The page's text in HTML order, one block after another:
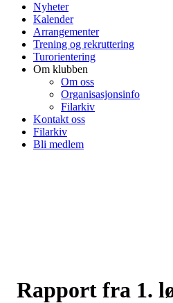
Nyheter
Kalender
Arrangementer
Trening og rekruttering
Turorientering
Om klubben
Om oss
Organisasjonsinfo
Filarkiv
Kontakt oss
Filarkiv
Bli medlem
Rapport fra 1.